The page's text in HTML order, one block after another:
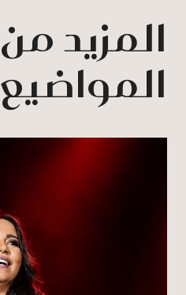
المزيد من
المواضيع